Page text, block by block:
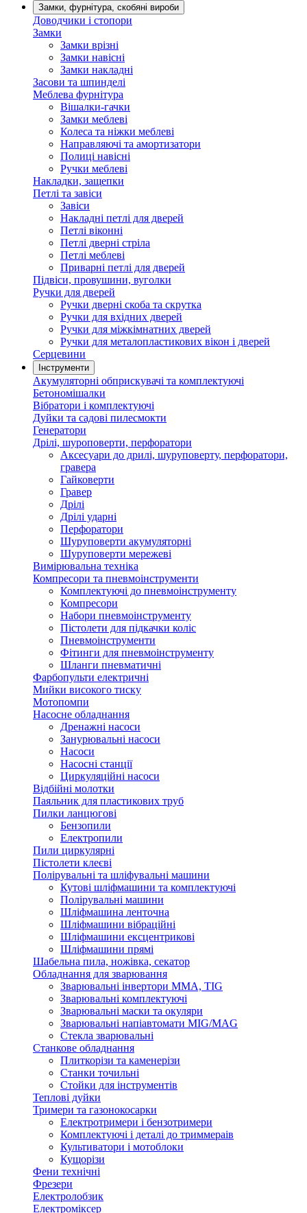
Замки, фурнітура, скобяні вироби
Доводчики і стопори
Замки
Замки врізні
Замки навісні
Замки накладні
Засови та шпинделі
Меблева фурнітура
Вішалки-гачки
Замки меблеві
Колеса та ніжки меблеві
Направляючі та амортизатори
Полиці навісні
Ручки меблеві
Накладки, защепки
Петлі та завіси
Завіси
Накладні петлі для дверей
Петлі віконні
Петлі дверні стріла
Петлі меблеві
Приварні петлі для дверей
Підвіси, провушини, вуголки
Ручки для дверей
Ручки дверні скоба та скрутка
Ручки для вхідних дверей
Ручки для міжкімнатних дверей
Ручки для металопластикових вікон і дверей
Серцевини
Інструменти
Акумуляторні обприскувачі та комплектуючі
Бетономішалки
Вібратори і комплектуючі
Дуйки та садові пилесмокти
Генератори
Дрілі, шуроповерти, перфоратори
Аксесуари до дрилі, шуруповерту, перфоратори,
гравера
Гайковерти
Гравер
Дрілі
Дрілі ударні
Перфоратори
Шуруповерти акумуляторні
Шуруповерти мережеві
Вимірювальна техніка
Компресори та пневмоінструменти
Комплектуючі до пневмоінструменту
Компресори
Набори пневмоінструменту
Пістолети для підкачки коліс
Пневмоінструменти
Фітинги для пневмоінструменту
Шланги пневматичні
Фарбопульти електричні
Мийки високого тиску
Мотопомпи
Насосне обладнання
Дренажні насоси
Занурювальні насоси
Насоси
Насосні станції
Циркуляційні насоси
Відбійні молотки
Паяльник для пластикових труб
Пилки ланцюгові
Бензопили
Електропили
Пили циркулярні
Пістолети клеєві
Полірувальні та шліфувальні машини
Кутові шліфмашини та комплектуючі
Полірувальні машини
Шліфмашина ленточна
Шліфмашини вібраційні
Шліфмашини ексцентрикові
Шліфмашини прямі
Шабельна пила, ножівка, секатор
Обладнання для зварювання
Зварювальні інвертори ММА, TIG
Зварювальні комплектуючі
Зварювальні маски та окуляри
Зварювальні напіавтомати MIG/MAG
Стекла зварювальні
Станкове обладнання
Плиткорізи та каменерізи
Станки точильні
Стойки для інструментів
Теплові дуйки
Тримери та газонокосарки
Електротримери і бензотримери
Комплектуючі і деталі до триммераів
Культиватори і мотоблоки
Кущорізи
Фени технічні
Фрезери
Електролобзик
Електроміксер